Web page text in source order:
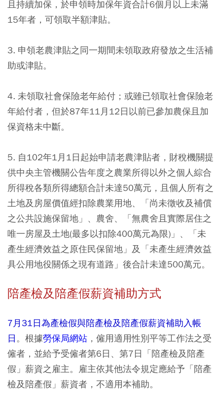
且持續加保，於申領時加保年資合計6個月以上未滿
15年者，可領取半額津貼。
3. 申領老農津貼之同一期間未領取政府發放之生活補
助或津貼。
4. 未領取社會保險老年給付；或雖已領取社會保險老
年給付者，但於87年11月12日以前已參加農保且加
保資格未中斷。
5. 自102年1月1日起始申請老農津貼者，財稅機關提
供中央主管機關公告年度之農業所得以外之個人綜合
所得稅各類所得總額合計未達50萬元，且個人所有之
土地及房屋價值經扣除農業用地、「尚未徵收及補償
之公共設施保留地」、農舍、「無農舍且實際居住之
唯一房屋及土地(最多以扣除400萬元為限)」、「未
產生經濟效益之原住民保留地」及「未產生經濟效益
具公用地役關係之現有道路」後合計未達500萬元。
陪產檢及陪產假薪資補助方式
7月31日為產檢假與陪產檢及陪產假薪資補助入帳
日。根據勞保局網站 ，僱用適用性別平等工作法之受
僱者，並給予受僱者第6日、第7日「陪產檢及陪產
假」薪資之雇主。雇主依其他法令規定應給予「陪產
檢及陪產假」薪資者，不適用本補助。